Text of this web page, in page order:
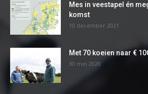
Mes in veestapel én
komst
10 december 2021
Met 70 koeien naar €
30 mei 2020